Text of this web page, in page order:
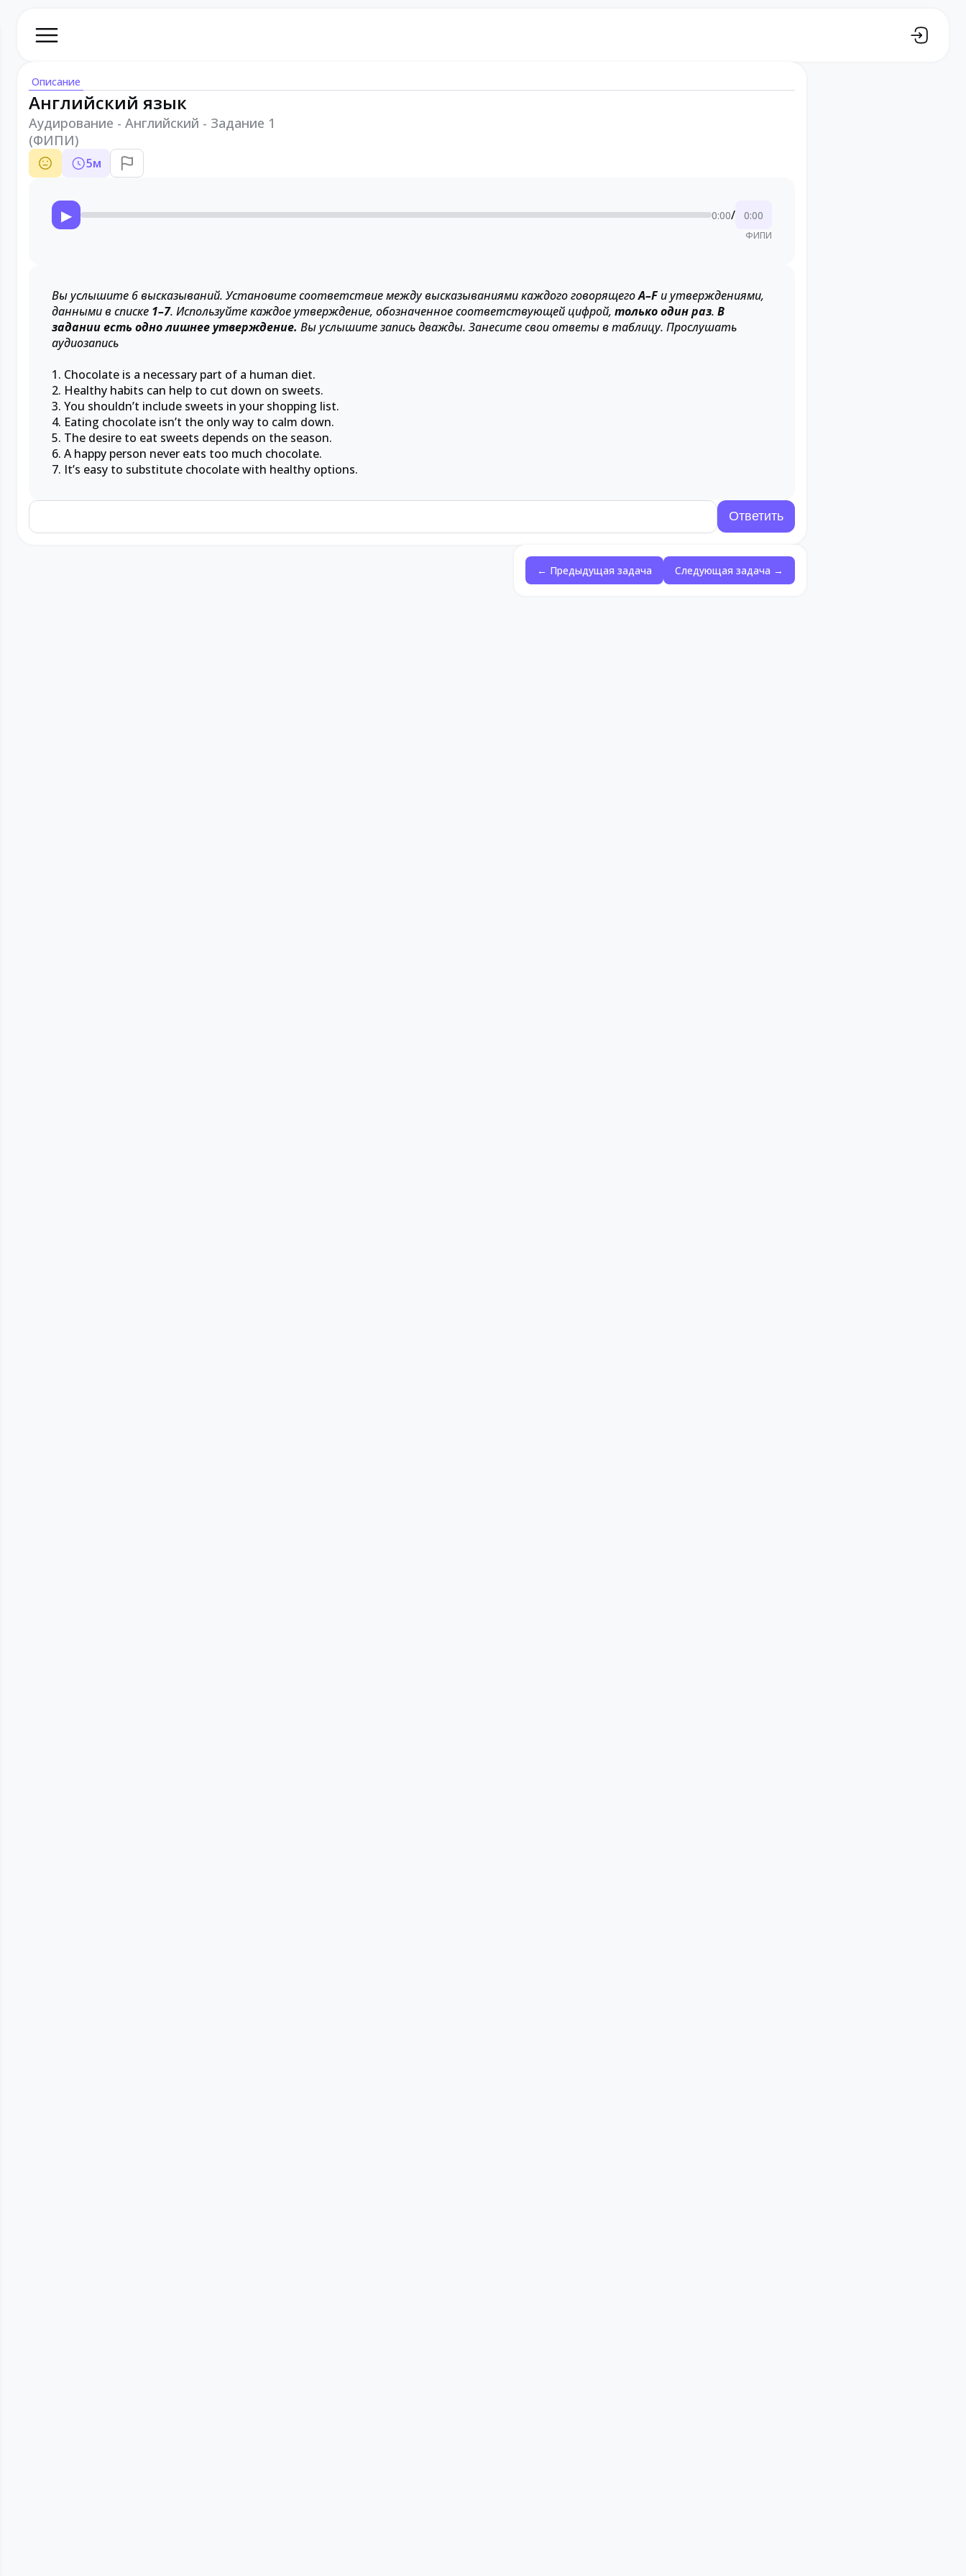
Описание
Английский язык
Аудирование - Английский - Задание 1
(ФИПИ)
5м
▶ 0:00/ 0:00
ФИПИ
Вы услышите 6 высказываний. Установите соответствие между высказываниями каждого говорящегоA–F и утверждениями,
данными в списке 1–7. Используйте каждое утверждение, обозначенное соответствующей цифрой, только один раз. В
задании есть одно лишнее утверждение. Вы услышите запись дважды. Занесите свои ответы в таблицу. Прослушать
аудиозапись
1. Chocolate is a necessary part of a human diet.
2. Healthy habits can help to cut down on sweets.
3. You shouldn’t include sweets in your shopping list.
4. Eating chocolate isn’t the only way to calm down.
5. The desire to eat sweets depends on the season.
6. A happy person never eats too much chocolate.
7. It’s easy to substitute chocolate with healthy options.
← Предыдущая задача Следующая задача →